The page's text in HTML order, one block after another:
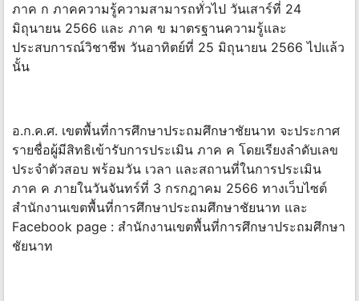
ภาค ก ภาคความรู้ความสามารถทั่วไป วันเสาร์ที่ 24
มิถุนายน 2566 และ ภาค ข มาตรฐานความรู้และ
ประสบการณ์วิชาชีพ วันอาทิตย์ที่ 25 มิถุนายน 2566 ไปแล้ว
นั้น
อ.ก.ค.ศ. เขตพื้นที่การศึกษาประถมศึกษาชัยนาท จะประกาศ
รายชื่อผู้มีสิทธิเข้ารับการประเมิน ภาค ค โดยเรียงลำดับเลข
ประจำตัวสอบ พร้อมวัน เวลา และสถานที่ในการประเมิน
ภาค ค ภายในวันจันทร์ที่ 3 กรกฎาคม 2566 ทางเว็บไซต์
สำนักงานเขตพื้นที่การศึกษาประถมศึกษาชัยนาท และ
Facebook page : สำนักงานเขตพื้นที่การศึกษาประถมศึกษา
ชัยนาท